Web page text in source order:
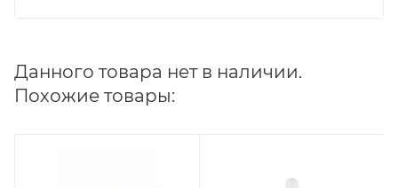
Данного товара нет в наличии.
Похожие товары: